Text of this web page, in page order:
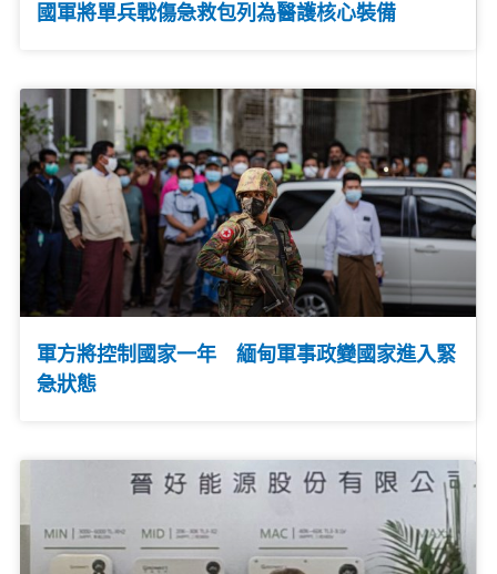
國軍將單兵戰傷急救包列為醫護核心裝備
軍方將控制國家一年 緬甸軍事政變國家進入緊
急狀態